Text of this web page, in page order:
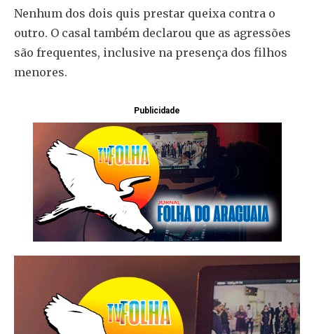
Nenhum dos dois quis prestar queixa contra o
outro. O casal também declarou que as agressões
são frequentes, inclusive na presença dos filhos
menores.
Publicidade